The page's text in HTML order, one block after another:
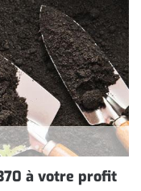
à votre profit